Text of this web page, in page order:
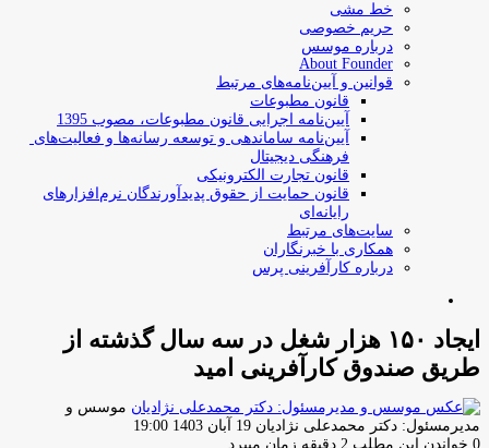
خط مشی
حریم خصوصی
درباره موسس
About Founder
قوانین و آیین‌نامه‌های مرتبط
‌قانون مطبوعات
آیین‌نامه اجرایی قانون مطبوعات، مصوب 1395
آیین‌نامه سامان­دهی و توسعه رسانه­‌ها و فعالیت‌­های
فرهنگی دیجیتال
قانون تجارت الکترونیکی
قانون حمایت از حقوق پدیدآورندگان نرم‌افزارهای
رایانه‌ای
سایت‌های مرتبط
همکاری با خبرنگاران
درباره کارآفرینی پرس
ایجاد ۱۵۰ هزار شغل در سه سال گذشته از
طریق صندوق کارآفرینی امید
موسس و
مدیرمسئول: دکتر محمدعلی نژادیان ارسال
ایمیل
19 آبان 1403 19:00
0 خواندن این مطلب 2 دقیقه زمان میبرد